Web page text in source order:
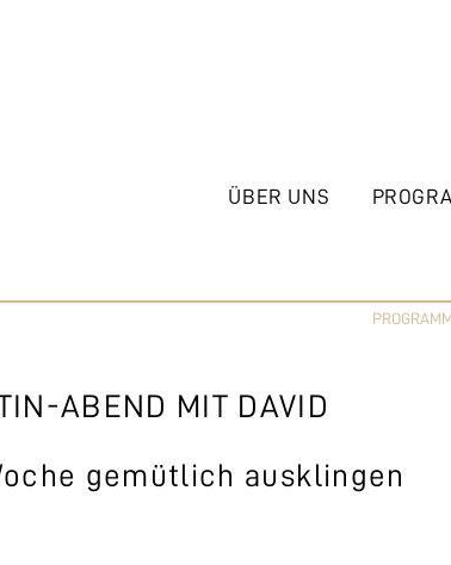
ÜBER UNS
PROGRAMM
ABEND MIT DAVID
gemütlich ausklingen